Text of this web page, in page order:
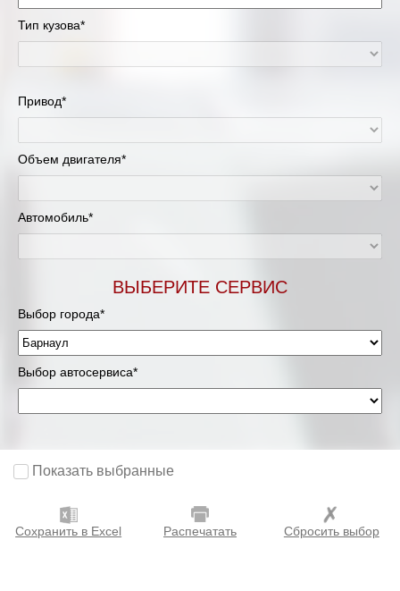
Тип кузова*
Привод*
Объем двигателя*
Автомобиль*
ВЫБЕРИТЕ СЕРВИС
Выбор города*
Выбор автосервиса*
Показать выбранные
Сохранить в Excel Распечатать Сбросить выбор